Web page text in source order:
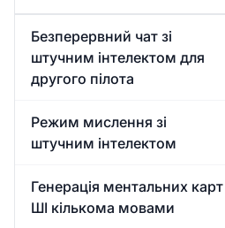
Безперервний чат зі
штучним інтелектом для
другого пілота
Режим мислення зі
штучним інтелектом
Генерація ментальних карт
ШІ кількома мовами